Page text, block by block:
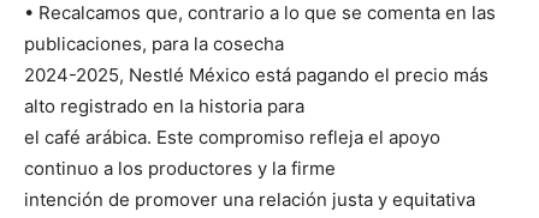
• Recalcamos que, contrario a lo que se comenta en las
publicaciones, para la cosecha
2024-2025, Nestlé México está pagando el precio más
alto registrado en la historia para
el café arábica. Este compromiso refleja el apoyo
continuo a los productores y la firme
intención de promover una relación justa y equitativa